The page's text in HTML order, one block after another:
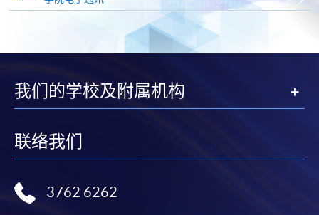
亲临学院各报名中心递交划线支票、报名表格及有关
「报读课程」，惟学院对邮递失误而遗失的支票及个
人资料概不负责。
3. VISA / Mastercard
Mastercard卡」）缴付学费。香港大学专业进修学院
我们的学校及附属机构
联络我们
3762 6262